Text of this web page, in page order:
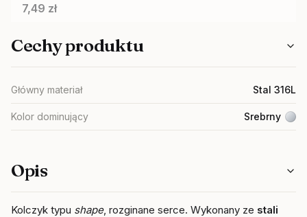
Cena
7,49 zł
Cechy produktu
Główny materiał Stal 316L
Kolor dominujący Srebrny
Opis
Kolczyk typu shape, rozginane serce. Wykonany ze stali